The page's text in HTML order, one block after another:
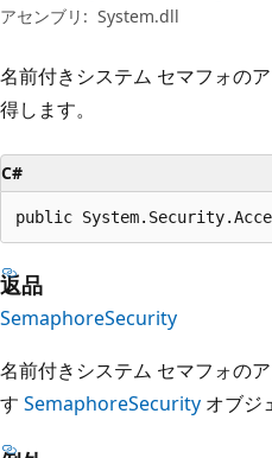
アセンブリ: System.dll
名前付きシステム セマフォの
得します。
C#
public
返品
SemaphoreSecurity
名前付きシステム セマフォの
す SemaphoreSecurity オブジ